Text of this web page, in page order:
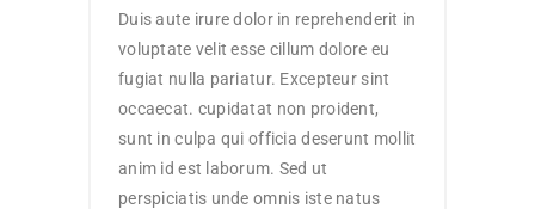
Duis aute irure dolor in reprehenderit in
voluptate velit esse cillum dolore eu
fugiat nulla pariatur. Excepteur sint
occaecat. cupidatat non proident,
sunt in culpa qui officia deserunt mollit
anim id est laborum. Sed ut
perspiciatis unde omnis iste natus